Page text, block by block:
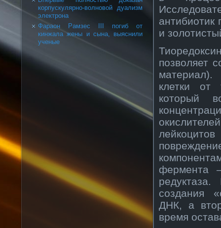
корпускулярно-волновой дуализм
электрона
Фараон Рамзес III погиб от
кинжала жены и сына, выяснили
ученые
антибиотик
и
позволяет
клетки от
который
фермента
создания
ДНК, а
время